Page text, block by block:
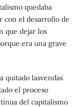
quedaba
con el desarrollo de
que dejar los
era una grave
quitado lasvendas
el proceso
del capitalismo